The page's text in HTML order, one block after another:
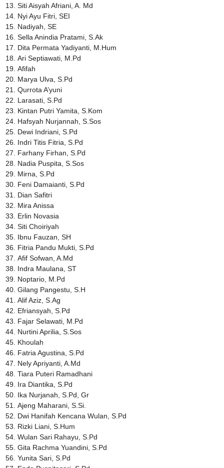
Siti Aisyah Afriani, A. Md
Nyi Ayu Fitri, SEI
Nadiyah, SE
Sella Anindia Pratami, S.Ak
Dita Permata Yadiyanti, M.Hum
Ari Septiawati, M.Pd
Afifah
Marya Ulva, S.Pd
Qurrota A’yuni
Larasati, S.Pd
Kintan Putri Yamita, S.Kom
Hafsyah Nurjannah, S.Sos
Dewi Indriani, S.Pd
Indri Titis Fitria, S.Pd
Farhany Firhan, S.Pd
Nadia Puspita, S.Sos
Mirna, S.Pd
Feni Damaianti, S.Pd
Dian Safitri
Mira Anissa
Erlin Novasia
Siti Choiriyah
Ibnu Fauzan, SH
Fitria Pandu Mukti, S.Pd
Afif Sofwan, A.Md
Indra Maulana, ST
Noptario, M.Pd
Gilang Pangestu, S.H
Alif Aziz, S.Ag
Efriansyah, S.Pd
Fajar Selawati, M.Pd
Nurtini Aprilia, S.Sos
Khoulah
Fatria Agustina, S.Pd
Nely Apriyanti, A.Md
Tiara Puteri Ramadhani
Ira Diantika, S.Pd
Ika Nurjanah, S.Pd, Gr
Ajeng Maharani, S.Si.
Dwi Hanifah Kencana Wulan, S.Pd
Rizki Liani, S.Hum
Wulan Sari Rahayu, S.Pd
Gita Rachma Yuandini, S.Pd
Yunita Sari, S.Pd